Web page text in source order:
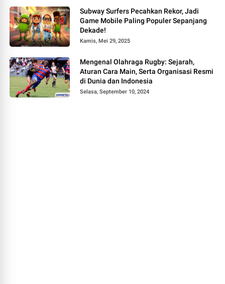
Subway Surfers Pecahkan Rekor, Jadi
Game Mobile Paling Populer Sepanjang
Dekade!
Kamis, Mei 29, 2025
Mengenal Olahraga Rugby: Sejarah,
Aturan Cara Main, Serta Organisasi Resmi
di Dunia dan Indonesia
Selasa, September 10, 2024